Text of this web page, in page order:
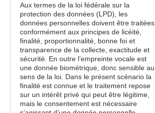
Aux termes de la loi fédérale sur la
protection des données (LPD), les
données personnelles doivent être traitées
conformément aux principes de licéité,
finalité, proportionnalité, bonne foi et
transparence de la collecte, exactitude et
sécurité. En outre l’empreinte vocale est
une donnée biométrique, donc sensible au
sens de la loi. Dans le présent scénario la
finalité est connue et le traitement repose
sur un intérêt privé qui peut être légitime,
mais le consentement est nécessaire